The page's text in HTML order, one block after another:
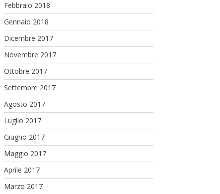
Febbraio 2018
Gennaio 2018
Dicembre 2017
Novembre 2017
Ottobre 2017
Settembre 2017
Agosto 2017
Luglio 2017
Giugno 2017
Maggio 2017
Aprile 2017
Marzo 2017